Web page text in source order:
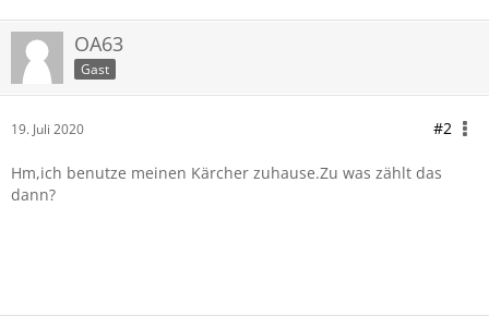
OA63
Gast
19. Juli 2020 #2
Hm,ich benutze meinen Kärcher zuhause.Zu was zählt das
dann?